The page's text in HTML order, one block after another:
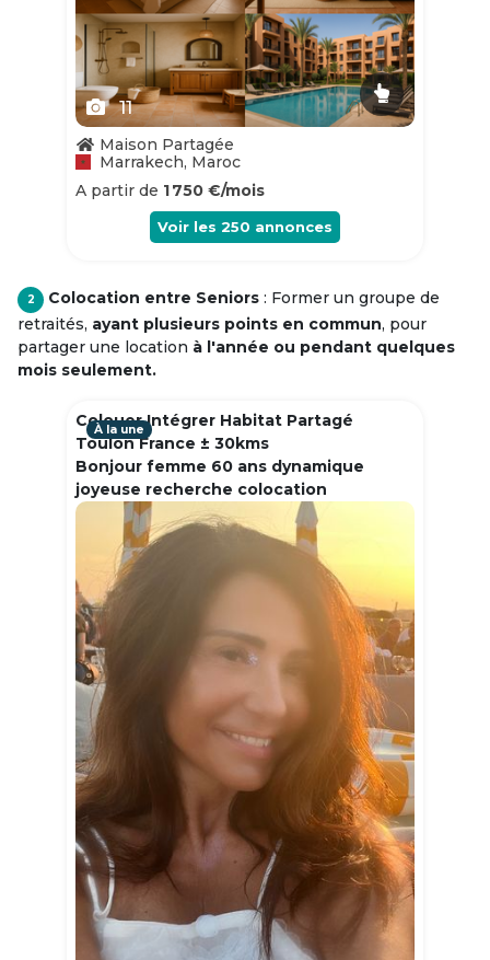
11
Maison Partagée
Marrakech, Maroc
A partir de 1 750 €/mois
Voir les 250 annonces
2 Colocation entre Seniors : Former un groupe de
retraités, ayant plusieurs points en commun, pour
partager une location à l'année ou pendant quelques
mois seulement.
Colouer Intégrer Habitat Partagé
Toulon France ± 30kms
Bonjour femme 60 ans dynamique
joyeuse recherche colocation
À la une